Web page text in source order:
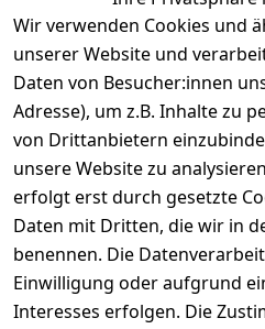
EU-Verantwortliche Person
Wir verwenden Cookies und
unserer Website und
Daten von Besucher:innen
Adresse), um z.B. Inhalte zu
von Drittanbietern
unsere Website zu
erfolgt erst durch gesetzte
Daten mit Dritten, die wir in
benennen. Die
Einwilligung oder aufgrund
Interesses erfolgen. Die
RechtlichesServices